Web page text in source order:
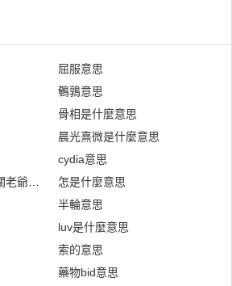
老爺的意思
屈服意思
鵪鶉意思
骨相是什麼意思
晨光熹微是什麼意思
cydia意思
怎是什麼意思
半輪意思
luv是什麼意思
索的意思
藥物bid意思